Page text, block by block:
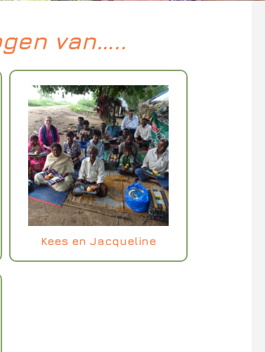
van…..
Kees en Jacqueline